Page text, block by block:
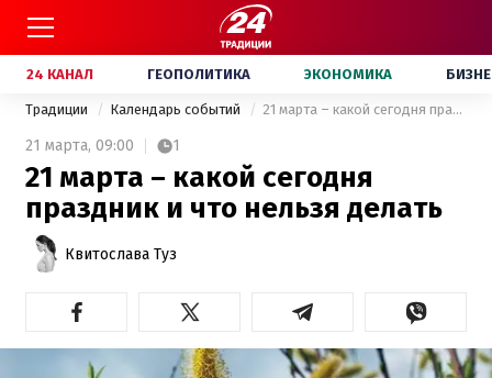
24 КАНАЛ ГЕОПОЛИТИКА ЭКОНОМИКА
Традиции Календарь событий 21 марта – какой сегодня праздник и что нельзя делать
21 марта, 09:00 1
21 марта – какой сегодня
праздник и что нельзя делать
Квитослава Туз